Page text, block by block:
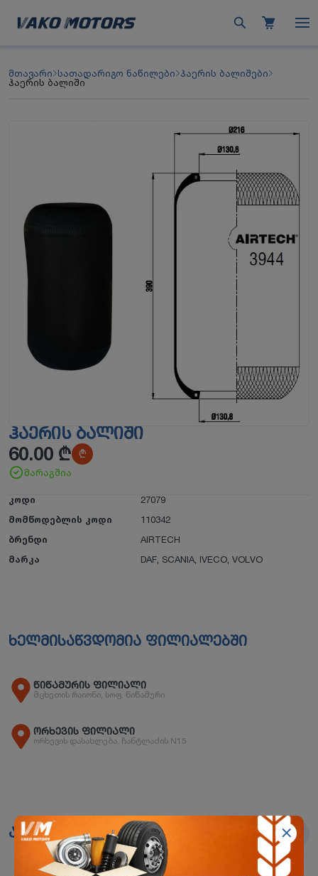
მთავარი სათადარიგო ნაწილები ჰაერის ბალიშები
ჰაერის ბალიში
ᲰᲐᲔᲠᲘᲡ ᲑᲐᲚᲘᲨᲘ
60.00 ₾
₾
მარაგშია
კოდი
27079
მომწოდებლის კოდი
110342
ბრენდი
AIRTECH
მარკა
DAF SCANIA IVECO VOLVO
ხელმისაწვდომია ფილიალებში
წიწამურის ფილიალი
მცხეთის რაიონი, სოფ. წიწამური
ორხევის ფილიალი
ორხევის დასახლება, ჩანტლაძის N15
ანალოგები